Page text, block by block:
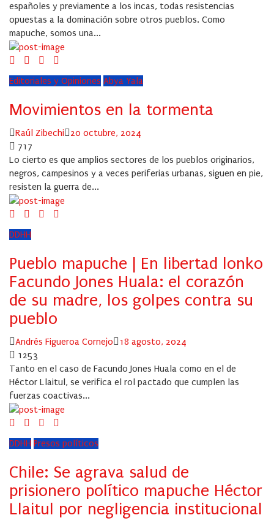
españoles y previamente a los incas, todas resistencias
opuestas a la dominación sobre otros pueblos. Como
mapuche, somos una...
Editoriales y Opiniones Abya Yala
Movimientos en la tormenta
Author
Raúl Zibechi
Posted
20 octubre, 2024
717
Lo cierto es que amplios sectores de los pueblos originarios,
negros, campesinos y a veces periferias urbanas, siguen en pie,
resisten la guerra de...
DDHH
Pueblo mapuche | En libertad lonko
Facundo Jones Huala: el corazón
de su madre, los golpes contra su
pueblo
Author
Andrés Figueroa Cornejo
Posted
18 agosto, 2024
1253
Tanto en el caso de Facundo Jones Huala como en el de
Héctor Llaitul, se verifica el rol pactado que cumplen las
fuerzas coactivas...
DDHH Presos políticos
Chile: Se agrava salud de
prisionero político mapuche Héctor
Llaitul por negligencia institucional